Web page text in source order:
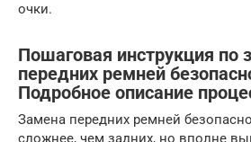
очки.
Пошаговая инструкция по
передних ремней
Подробное описание
Замена передних ремней
сложнее, чем задних, но вполне